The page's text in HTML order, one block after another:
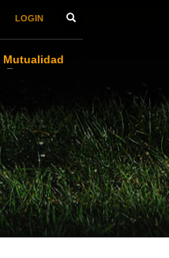
LOGIN
Mutualidad